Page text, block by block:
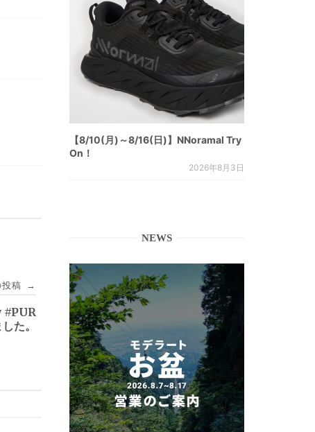
投稿 →
た。
【8/10(月)～8/16(日)】NNoramal Try
On！
2026年8月3日
NEWS